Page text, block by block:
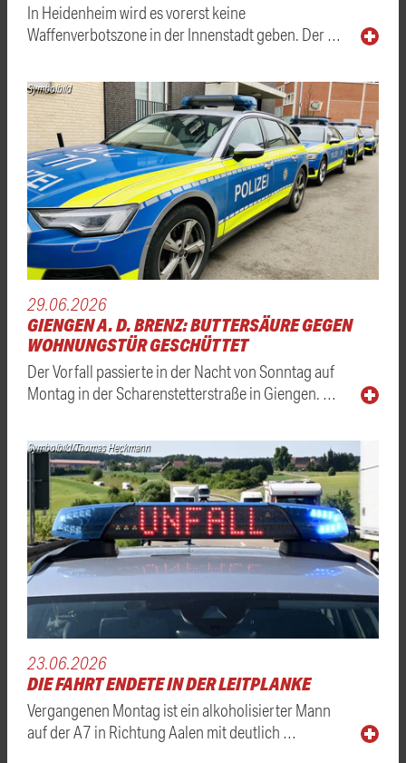
In Heidenheim wird es vorerst keine
Waffenverbotszone in der Innenstadt geben. Der …
Symbolbild
29.06.2026
GIENGEN A. D. BRENZ: BUTTERSÄURE GEGEN
WOHNUNGSTÜR GESCHÜTTET
Der Vorfall passierte in der Nacht von Sonntag auf
Montag in der Scharenstetterstraße in Giengen. …
Symbolbild/Thomas Heckmann
23.06.2026
DIE FAHRT ENDETE IN DER LEITPLANKE
Vergangenen Montag ist ein alkoholisierter Mann
auf der A7 in Richtung Aalen mit deutlich …